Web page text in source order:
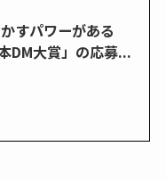
すパワーがある
DM大賞」の応募...